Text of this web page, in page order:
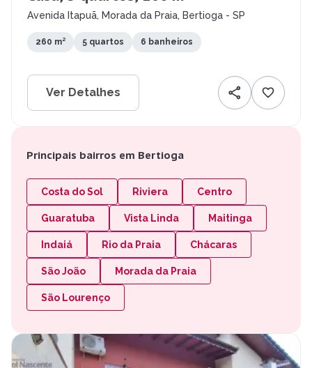
Avenida Itapuã, Morada da Praia, Bertioga - SP
260 m² 5 quartos 6 banheiros
Ver Detalhes
Principais bairros em Bertioga
Costa do Sol Riviera Centro
Guaratuba Vista Linda Maitinga
Indaiá Rio da Praia Chácaras
São João Morada da Praia
São Lourenço